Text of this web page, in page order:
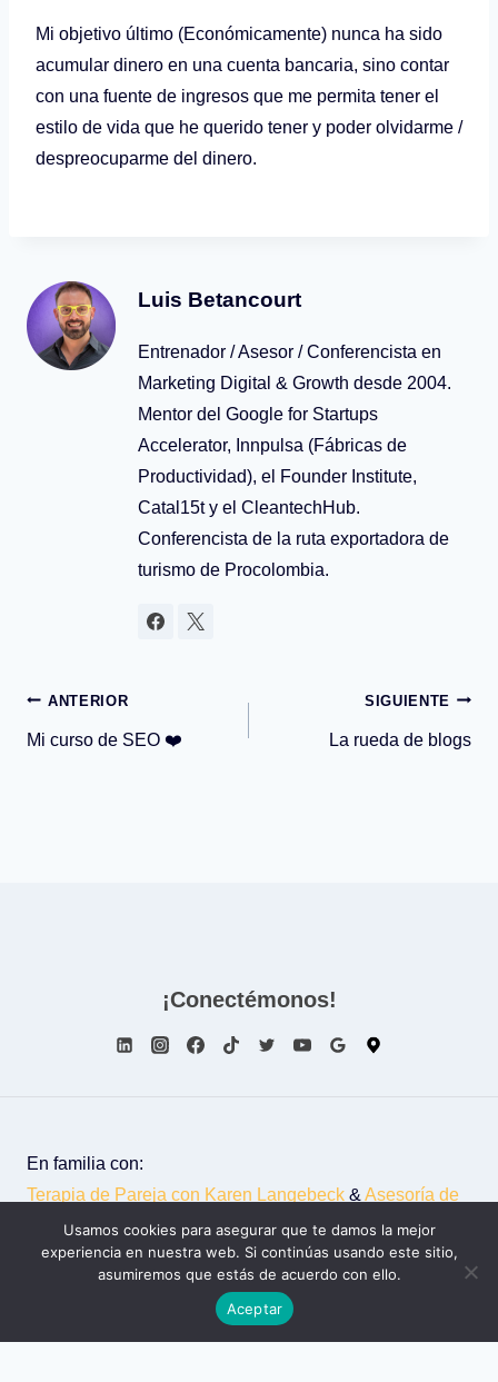
Mi objetivo último (Económicamente) nunca ha sido
acumular dinero en una cuenta bancaria, sino contar
con una fuente de ingresos que me permita tener el
estilo de vida que he querido tener y poder olvidarme /
despreocuparme del dinero.
Luis Betancourt
Entrenador / Asesor / Conferencista en
Marketing Digital & Growth desde 2004.
Mentor del Google for Startups
Accelerator, Innpulsa (Fábricas de
Productividad), el Founder Institute,
Catal15t y el CleantechHub.
Conferencista de la ruta exportadora de
turismo de Procolombia.
Navegación
ANTERIOR
Mi curso de SEO ❤️
SIGUIENTE
La rueda de blogs
¡Conectémonos!
En familia con:
Terapia de Pareja con Karen Langebeck & Asesoría de
Imagen con Liliana Falla
© 2026 - Luisbetancourt.co
Usamos cookies para asegurar que te damos la mejor
experiencia en nuestra web. Si continúas usando este sitio,
asumiremos que estás de acuerdo con ello.
Aceptar